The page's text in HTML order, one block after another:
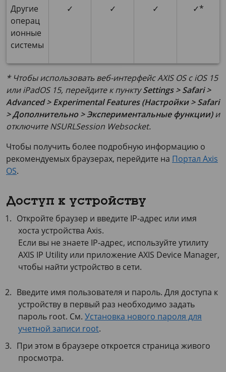
Другие
операц
ионные
системы
✓ ✓ ✓ ✓*
* Чтобы использовать веб-интерфейс AXIS OS с iOS 15
или iPadOS 15, перейдите к пунктуSettings > Safari >
Advanced > Experimental Features (Настройки > Safari
> Дополнительно > Экспериментальные функции)и
отключитеNSURLSession Websocket.
Чтобы получить более подробную информацию о
рекомендуемых браузерах, перейдите на Портал Axis
OS.
Доступ к устройству
Откройте браузер и введите IP-адрес или имя
хоста устройства Axis.
Если вы не знаете IP-адрес, используйте утилиту
AXIS IP Utility или приложение AXIS Device Manager,
чтобы найти устройство в сети.
Введите имя пользователя и пароль. Для доступа к
устройству в первый раз необходимо задать
пароль root. См. Установка нового пароля для
учетной записи root.
При этом в браузере откроется страница живого
просмотра.